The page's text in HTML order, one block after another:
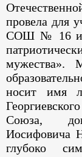
провела для
СОШ № 16
мужества».
носит имя
Союза,
Иосифовича
глубоко